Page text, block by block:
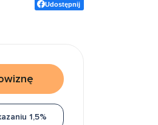
Udostępnij
1,5%